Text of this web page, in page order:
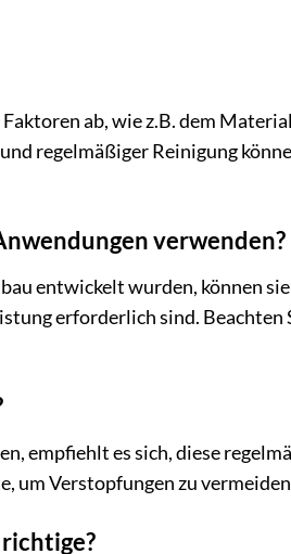
ab, wie z.B. dem
regelmäßiger Reinigung
verwenden?
entwickelt wurden, können
erforderlich sind. Beachten
empfiehlt es sich, diese
um Verstopfungen zu